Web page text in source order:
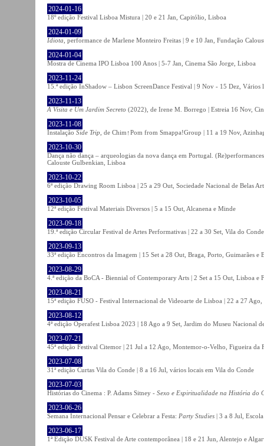
2024-01-16
18º edição Festival Lisboa Mistura | 20 e 21 Jan, Capitólio, Lisboa
2024-01-09
Idiota , performance de Marlene Monteiro Freitas | 9 e 10 Jan, Fundação
2024-01-04
Mostra de Cinema IPO Lisboa 100 Anos | 5-7 Jan, Cinema São Jorge, Lisboa
2023-11-24
15.ª edição InShadow – Lisbon ScreenDance Festival | 9 Nov - 15 Dez, Vários
2023-11-13
A Visita e Um Jardim Secreto (2022), de Irene M. Borrego | Estreia 16 Nov,
2023-11-08
Instalação Side Trip , de Chim↑Pom from Smappa!Group | 11 a 19 Nov,
2023-10-30
Dança não dança – arqueologias da nova dança em Portugal.
Calouste Gulbenkian, Lisboa
2023-10-22
6ª edição Drawing Room Lisboa | 25 a 29 Out, Sociedade Nacional de Belas
2023-10-05
12ª edição Festival Materiais Diversos | 5 a 15 Out, Alcanena e Minde
2023-09-18
19.ª edição Circular Festival de Artes Performativas | 22 a 30 Set, Vila do Conde
2023-09-13
33ª edição Encontros da Imagem | 15 Set a 28 Out, Braga, Porto, Guimarães e
2023-08-29
4.ª edição da BoCA - Biennial of Contemporary Arts | 2 Set a 15 Out, Lisboa e
2023-08-21
15ª edição FUSO - Festival Internacional de Videoarte de Lisboa | 22 a 27
2023-08-12
4ª edição Operafest Lisboa 2023 | 18 Ago a 9 Set, Jardim do Museu Nacional
2023-07-21
45ª edição Festival Citemor | 21 Jul a 12 Ago, Montemor-o-Velho, Figueira da
2023-07-08
31ª edição Curtas Vila do Conde | 8 a 16 Jul, vários locais em Vila do Conde
2023-07-03
Histórias do Cinema : P. Adams Sitney - Sexo e Espiritualidade na História do
2023-06-26
Semana Internacional Pensar e Celebrar a Festa: Party Studies | 3 a 8 Jul,
2023-06-17
1ª Edição DUSK Festival de Arte contemporânea | 18 e 21 Jun, Alentejo e